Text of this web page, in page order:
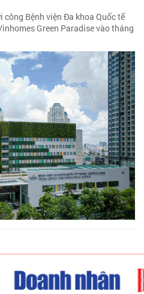
Bệnh viện Đa khoa Quốc tế
Green Paradise vào tháng